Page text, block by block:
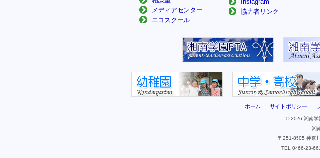
メディアセンター
エコスクール
Instagram
協力者リンク
ホーム サイトポリシー
© 2026 湘南学
湘
〒251-8505 神奈
TEL 0466-23-